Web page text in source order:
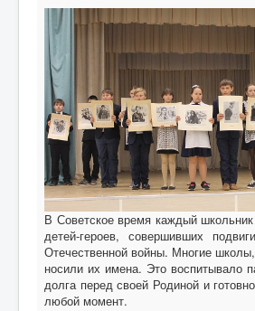
В Советское время каждый
детей-героев, совершивших
Отечественной войны. Многие
носили их имена. Это воспитывало
долга перед своей Родиной и
любой момент.